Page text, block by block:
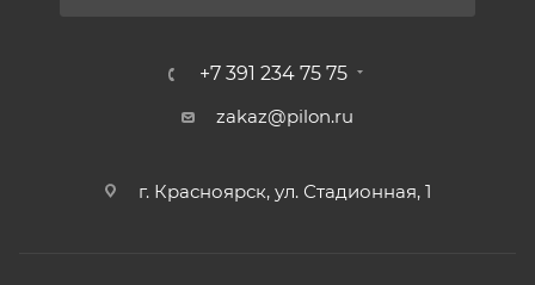
+7 391 234 75 75
zakaz@pilon.ru
г. Красноярск, ул. Стадионная, 1